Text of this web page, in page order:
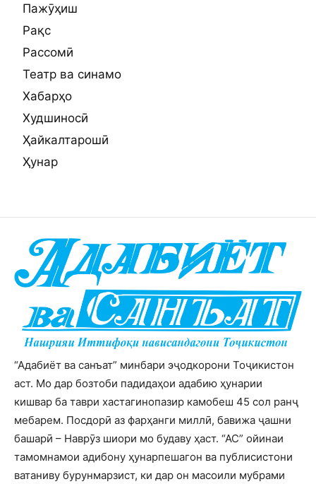
Пажӯҳиш
Рақс
Рассомӣ
Театр ва синамо
Хабарҳо
Худшиносӣ
Ҳайкалтарошӣ
Ҳунар
“Адабиёт ва санъат” минбари эҷодкорони Тоҷикистон
аст. Мо дар бозтоби падидаҳои адабию ҳунарии
кишвар ба таври хастагинопазир камобеш 45 сол ранҷ
мебарем. Посдорӣ аз фарҳанги миллӣ, бавижа ҷашни
башарӣ – Наврӯз шиори мо будаву ҳаст. “АС” ойинаи
тамомнамои адибону ҳунарпешагон ва публисистони
ватаниву бурунмарзист, ки дар он масоили мубрами